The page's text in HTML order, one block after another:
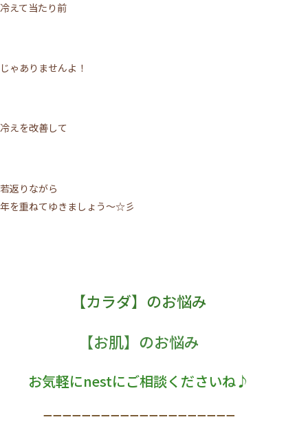
冷えて当たり前
じゃありませんよ！
冷えを改善して
若返りながら
年を重ねてゆきましょう～☆彡
【カラダ】のお悩み
【お肌】のお悩み
お気軽にnestにご相談くださいね♪
ーーーーーーーーーーーーーーーーーーーー